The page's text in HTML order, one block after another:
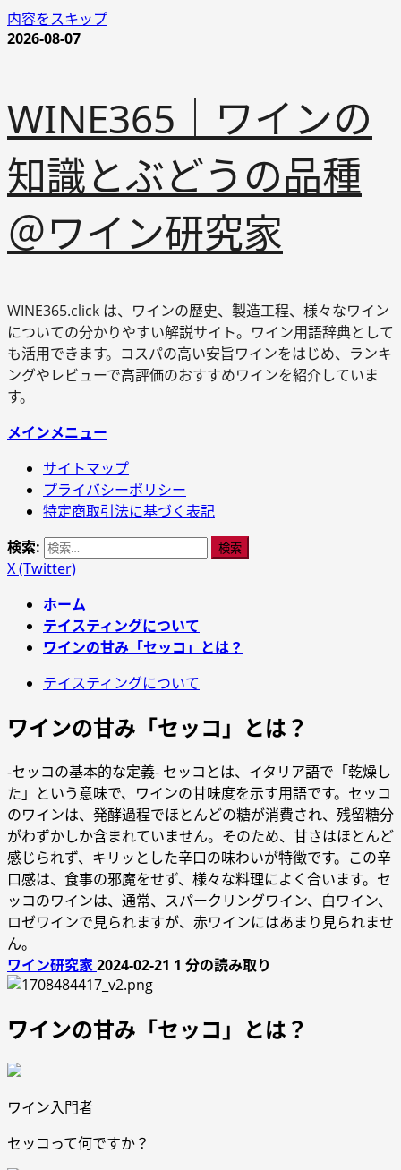
内容をスキップ
2026-08-07
WINE365｜ワインの
知識とぶどうの品種
＠ワイン研究家
WINE365.click は、ワインの歴史、製造工程、様々なワイン
についての分かりやすい解説サイト。ワイン用語辞典として
も活用できます。コスパの高い安旨ワインをはじめ、ランキ
ングやレビューで高評価のおすすめワインを紹介していま
す。
メインメニュー
サイトマップ
プライバシーポリシー
特定商取引法に基づく表記
検索:
X (Twitter)
ホーム
テイスティングについて
ワインの甘み「セッコ」とは？
テイスティングについて
ワインの甘み「セッコ」とは？
-セッコの基本的な定義- セッコとは、イタリア語で「乾燥し
た」という意味で、ワインの甘味度を示す用語です。セッコ
のワインは、発酵過程でほとんどの糖が消費され、残留糖分
がわずかしか含まれていません。そのため、甘さはほとんど
感じられず、キリッとした辛口の味わいが特徴です。この辛
口感は、食事の邪魔をせず、様々な料理によく合います。セ
ッコのワインは、通常、スパークリングワイン、白ワイン、
ロゼワインで見られますが、赤ワインにはあまり見られませ
ん。
ワイン研究家2024-02-21 1 分の読み取り
ワインの甘み「セッコ」とは？
ワイン入門者
セッコって何ですか？